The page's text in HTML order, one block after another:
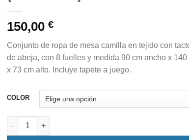
150,00€
Conjunto de ropa de mesa camilla en tejido con
de abeja, con 8 fuelles y medida 90 cm ancho x 140
x 73 cm alto. Incluye tapete a juego.
COLOR
Ropa de mesa camilla tacto panel de abeja con 8